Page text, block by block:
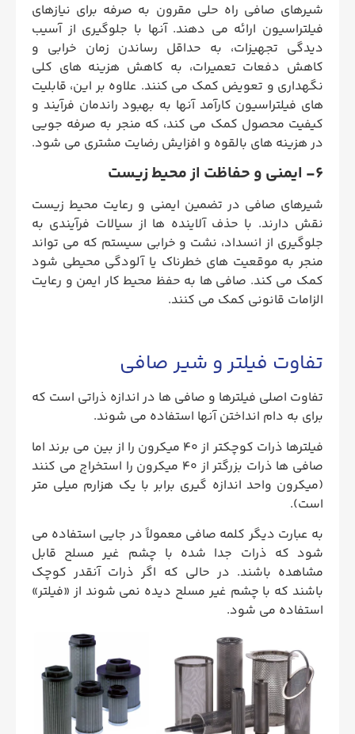
شیرهای صافی راه حلی مقرون به صرفه برای نیازهای
فیلتراسیون ارائه می دهند. آنها با جلوگیری از آسیب
دیدگی تجهیزات، به حداقل رساندن زمان خرابی و
کاهش دفعات تعمیرات، به کاهش هزینه های کلی
نگهداری و تعویض کمک می کنند. علاوه بر این، قابلیت‌
های فیلتراسیون کارآمد آنها به بهبود راندمان فرآیند و
کیفیت محصول کمک می ‌کند، که منجر به صرفه‌ جویی
در هزینه ‌های بالقوه و افزایش رضایت مشتری می‌ شود.
6- ایمنی و حفاظت از محیط زیست
شیرهای صافی در تضمین ایمنی و رعایت محیط زیست
نقش دارند. با حذف آلاینده ها از سیالات فرآیندی به
جلوگیری از انسداد، نشت و خرابی سیستم که می تواند
منجر به موقعیت های خطرناک یا آلودگی محیطی شود
کمک می کند. صافی ها به حفظ محیط کار ایمن و رعایت
الزامات قانونی کمک می کنند.
تفاوت فیلتر و شیر صافی
تفاوت اصلی فیلترها و صافی ها در اندازه ذراتی است که
برای به دام انداختن آنها استفاده می شوند.
فیلترها ذرات کوچکتر از 40 میکرون را از بین می برند اما
صافی ها ذرات بزرگتر از 40 میکرون را استخراج می کنند
(میکرون واحد اندازه گیری برابر با یک هزارم میلی متر
است).
به عبارت دیگر کلمه صافی معمولاً در جایی استفاده می
شود که ذرات جدا شده با چشم غیر مسلح قابل
مشاهده باشند. در حالی که اگر ذرات آنقدر کوچک
باشند که با چشم غیر مسلح دیده نمی ‌شوند از «فیلتر»
استفاده می ‌شود.